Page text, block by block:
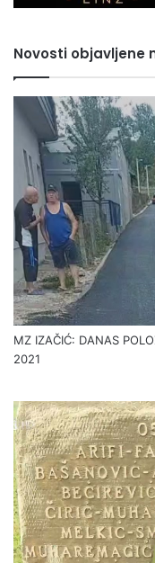
Novosti objavljene
MZ IZAČIĆ: DANAS
2021